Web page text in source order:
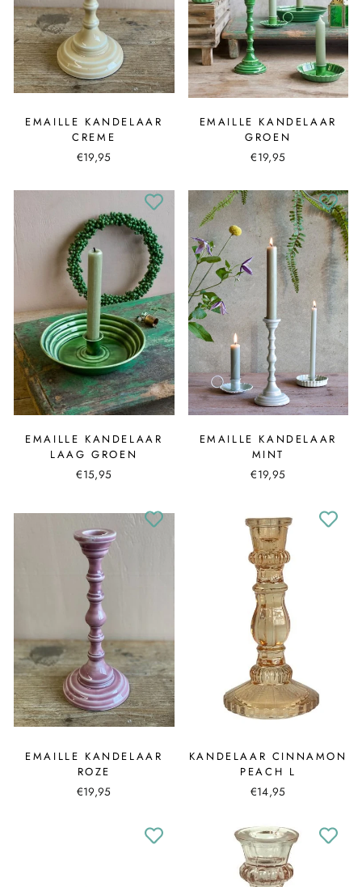
EMAILLE KANDELAAR
CREME
€19,95
EMAILLE KANDELAAR
GROEN
€19,95
EMAILLE KANDELAAR
LAAG GROEN
€15,95
EMAILLE KANDELAAR
MINT
€19,95
EMAILLE KANDELAAR
ROZE
€19,95
KANDELAAR CINNAMON
PEACH L
€14,95